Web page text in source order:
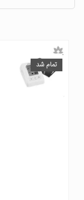
تمام شد